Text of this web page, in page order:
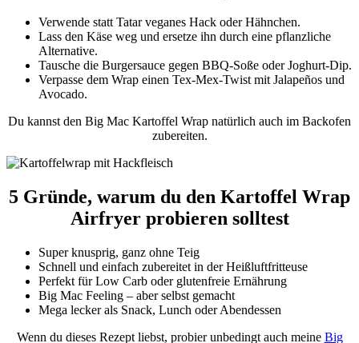
Verwende statt Tatar veganes Hack oder Hähnchen.
Lass den Käse weg und ersetze ihn durch eine pflanzliche
Alternative.
Tausche die Burgersauce gegen BBQ-Soße oder Joghurt-Dip.
Verpasse dem Wrap einen Tex-Mex-Twist mit Jalapeños und
Avocado.
Du kannst den Big Mac Kartoffel Wrap natürlich auch im Backofen
zubereiten.
5 Gründe, warum du den Kartoffel Wrap
Airfryer probieren solltest
Super knusprig, ganz ohne Teig
Schnell und einfach zubereitet in der Heißluftfritteuse
Perfekt für Low Carb oder glutenfreie Ernährung
Big Mac Feeling – aber selbst gemacht
Mega lecker als Snack, Lunch oder Abendessen
Wenn du dieses Rezept liebst, probier unbedingt auch meine Big